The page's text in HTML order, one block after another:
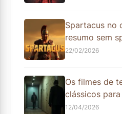
Spartacus no
resumo sem
22/02/2026
Os filmes de
clássicos
12/04/2026